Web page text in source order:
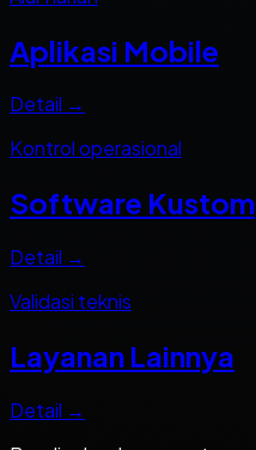
Aplikasi Mobile
Detail →
Kontrol operasional
Software Kustom
Detail →
Validasi teknis
Layanan Lainnya
Detail →